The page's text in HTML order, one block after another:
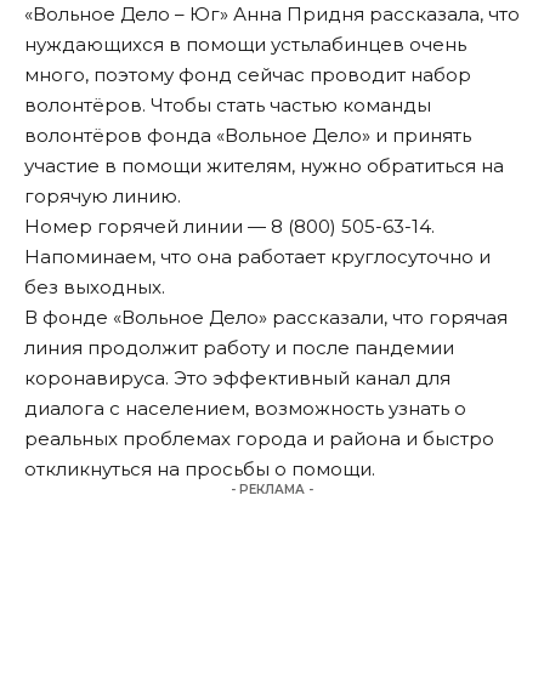
«Вольное Дело – Юг» Анна Придня рассказала, что
нуждающихся в помощи устьлабинцев очень
много, поэтому фонд сейчас проводит набор
волонтёров. Чтобы стать частью команды
волонтёров фонда «Вольное Дело» и принять
участие в помощи жителям, нужно обратиться на
горячую линию.
Номер горячей линии — 8 (800) 505-63-14.
Напоминаем, что она работает круглосуточно и
без выходных.
В фонде «Вольное Дело» рассказали, что горячая
линия продолжит работу и после пандемии
коронавируса. Это эффективный канал для
диалога с населением, возможность узнать о
реальных проблемах города и района и быстро
откликнуться на просьбы о помощи.
- РЕКЛАМА -